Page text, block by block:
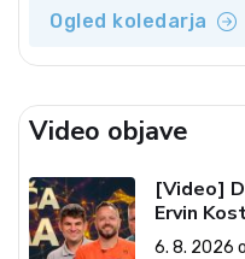
Ogled koledarja
Video objave
[Video]
Ervin
(Vroča
6. 8. 2026